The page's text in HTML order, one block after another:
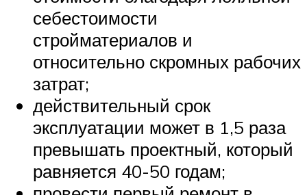
себестоимости
стройматериалов и
относительно скромных рабочих
затрат;
действительный срок
эксплуатации может в 1,5 раза
превышать проектный, который
равняется 40-50 годам;